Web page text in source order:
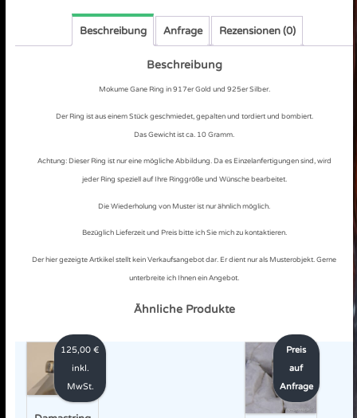
Beschreibung Anfrage Rezensionen (0)
Beschreibung
Mokume Gane Ring in 917er Gold und 925er Silber.
Der Ring ist aus einem Stück geschmiedet, gepalten und tordiert und bombiert.
Das Gewicht ist ca. 10 Gramm.
Achtung: Dieser Ring ist nur eine mögliche Abbildung. Da es Einzelanfertigungen sind, wird
jeder Ring speziell auf Ihre Ringgröße und Wünsche bearbeitet.
Die Wiederholung von Muster ist nur ähnlich möglich.
Bezüglich Lieferzeit und Preis bitte ich Sie mich zu kontaktieren.
Der hier gezeigte Artkikel stellt kein Verkaufsangebot dar. Er dient nur als Musterobjekt. Gerne
unterbreite ich Ihnen ein Angebot.
Ähnliche Produkte
125,00€
inkl.
MwSt.
Preis
auf
Anfrage